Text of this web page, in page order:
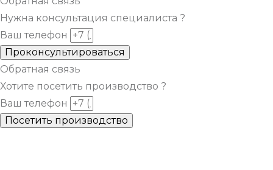
Нужна консультация специалиста ?
Ваш телефон
Проконсультироваться
Обратная связь
Хотите посетить производство ?
Ваш телефон
Посетить производство